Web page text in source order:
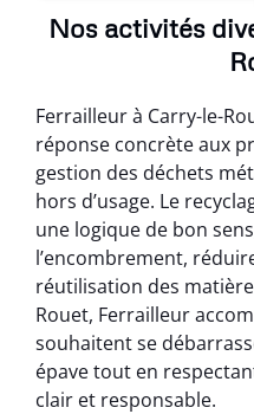
Nos activités
Ferrailleur à Carry-le-
réponse concrète aux
gestion des déchets
hors d’usage. Le
une logique de bon
l’encombrement,
réutilisation des
Rouet, Ferrailleur
souhaitent se
épave tout en
clair et responsable.